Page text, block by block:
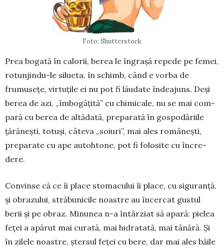
Foto: Shutterstock
Prea bogată în calorii, berea le în­grașă repede pe femei,
ro­tun­jin­du-le silueta, în schimb, când e vorba de
frumusețe, virtuțile ei nu pot fi lău­date îndeajuns. Deși
berea de azi, „îm­bo­gă­țită” cu chimicale, nu se mai com­
pară cu berea de altădată, pre­parată în gos­po­dăriile
țărănești, totuși, câteva „so­iuri”, mai ales româ­nești,
preparate cu ape au­tohtone, pot fi folosite cu în­cre­
dere.
Convinse că ce îi place stoma­cului îi place, cu siguranță,
și obrazu­lui, stră­bu­nicile noastre au încercat gustul
berii și pe obraz. Minunea n-a întârziat să apa­ră: pielea
feței a apărut mai curată, mai hidratată, mai tânără. Şi
în zilele noas­tre, ștersul feței cu bere, dar mai ales băile